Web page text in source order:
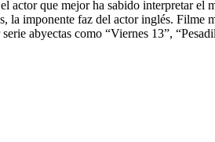
que mejor ha sabido interpretar el
imponente faz del actor inglés. Filme
abyectas como “Viernes 13”,